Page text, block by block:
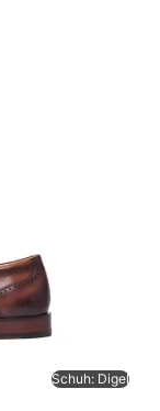
Schuh: Digel